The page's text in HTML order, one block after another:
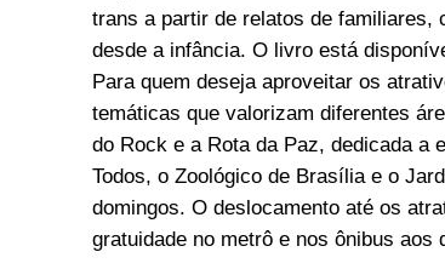
trans a partir de relatos de familiares,
desde a infância. O livro está
Para quem deseja aproveitar os
temáticas que valorizam diferentes
do Rock e a Rota da Paz, dedicada a
Todos, o Zoológico de Brasília e o
domingos. O deslocamento até os
gratuidade no metrô e nos ônibus aos